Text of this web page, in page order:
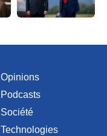
Opinions
Podcasts
Société
Technologies